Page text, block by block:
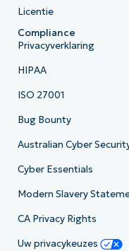
Licentie
Compliance
Privacyverklaring
HIPAA
ISO 27001
Bug Bounty
Australian Cyber
Cyber Essentials
Modern Slavery
CA Privacy Rights
Uw privacykeuzes